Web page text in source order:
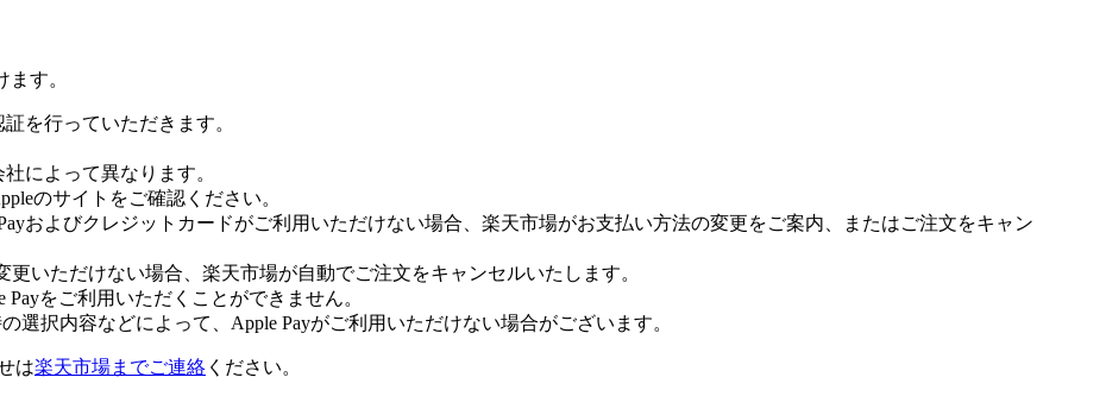
す。
を行っていただきます。
によって異なります。
のサイトをご確認ください。
およびクレジットカードがご利用いただけない場合、楽天市場がお支払い方法の変更をご案内、またはご注文をキャン
いただけない場合、楽天市場が自動でご注文をキャンセルいたします。
をご利用いただくことができません。
選択内容などによって、Apple Payがご利用いただけない場合がございます。
は楽天市場までご連絡 ください。